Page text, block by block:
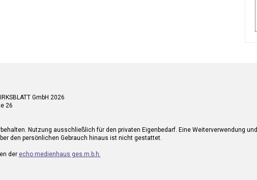
GmbH 2026
26
Nutzung ausschließlich für den privaten Eigenbedarf. Eine Weiterverwendung und
den persönlichen Gebrauch hinaus ist nicht gestattet.
der echo medienhaus ges.m.b.h.